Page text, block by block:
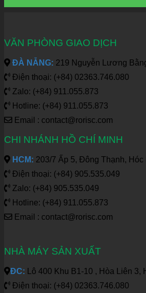
VĂN PHÒNG GIAO DỊCH
ĐÀ NẴNG: 219 Nguyễn Lương
Điện thoại: (+84) 02363.746.080
Zalo: (+84) 911.055.873
Hotline: (+84) 911.055.873
Email : contact@rorisc.com
CHI NHÁNH HỒ CHÍ MINH
HCM: 203/7 Ấp 5, Đông Thạnh, Hóc
Điện thoại: (+84) 905.535.049
Zalo: (+84) 905.535.049
Hotline: (+84) 911.055.873
Email : contact@rorisc.com
NHÀ MÁY SẢN XUẤT
ĐC: Lô 400 Khu B1-10 , Hòa Liên
Điện thoại: (+84) 02363.746.080